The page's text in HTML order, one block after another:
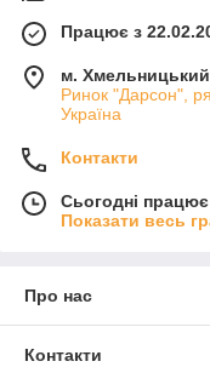
Працює з
м. Хмельницький
Ринок "Дарсон",
Україна
Контакти
Сьогодні
Показати весь
Про нас
Контакти